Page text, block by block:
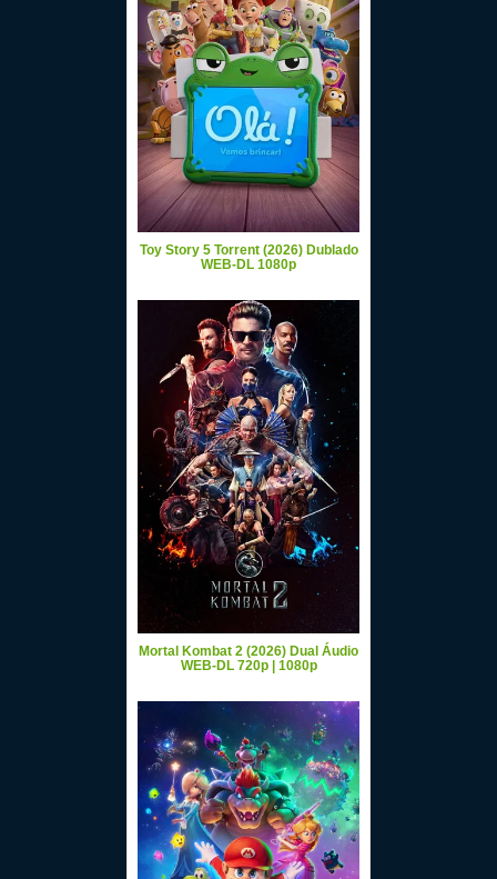
Toy Story 5 Torrent (2026) Dublado
WEB-DL 1080p
Mortal Kombat 2 (2026) Dual Áudio
WEB-DL 720p | 1080p